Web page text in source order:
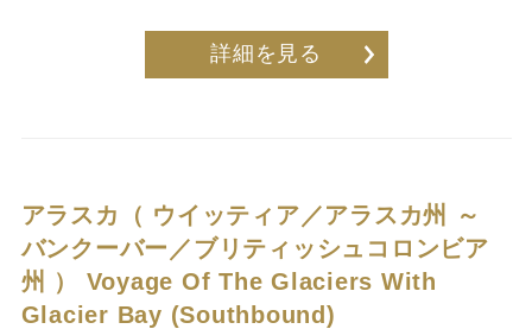
詳細を見る
アラスカ（ ウイッティア／アラスカ州 ～
バンクーバー／ブリティッシュコロンビア
州 ） Voyage Of The Glaciers With
Glacier Bay (Southbound)